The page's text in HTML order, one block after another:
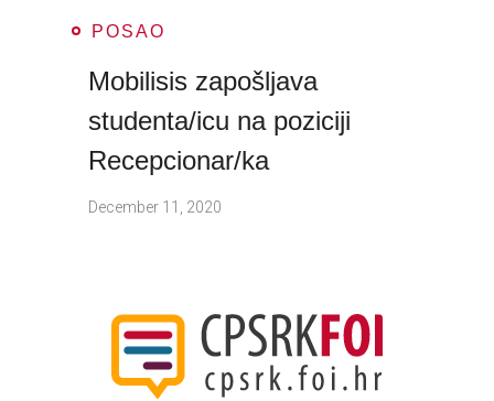
POSAO
Mobilisis zapošljava
studenta/icu na poziciji
Recepcionar/ka
December 11, 2020